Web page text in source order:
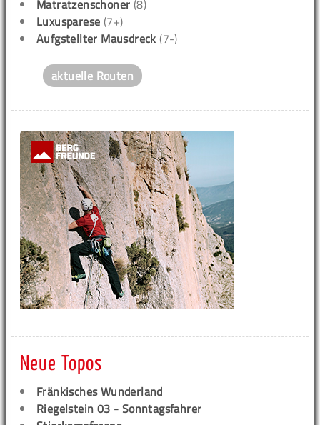
Matratzenschoner (8)
Luxusparese (7+)
Aufgstellter Mausdreck (7-)
aktuelle Routen
Neue Topos
Fränkisches Wunderland
Riegelstein 03 - Sonntagsfahrer